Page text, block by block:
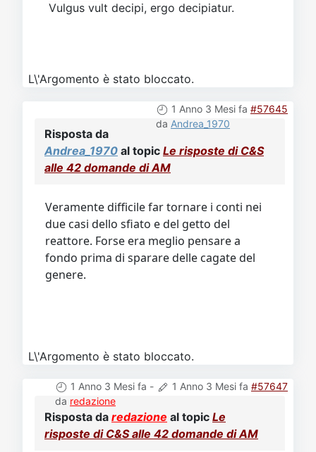
Vulgus vult decipi, ergo decipiatur.
L\'Argomento è stato bloccato.
1 Anno 3 Mesi fa #57645
da Andrea_1970
Risposta da
Andrea_1970 al topic Le risposte di C&S
alle 42 domande di AM
Veramente difficile far tornare i conti nei
due casi dello sfiato e del getto del
reattore. Forse era meglio pensare a
fondo prima di sparare delle cagate del
genere.
L\'Argomento è stato bloccato.
1 Anno 3 Mesi fa - 1 Anno 3 Mesi fa #57647
da redazione
Risposta da redazione al topic Le
risposte di C&S alle 42 domande di AM